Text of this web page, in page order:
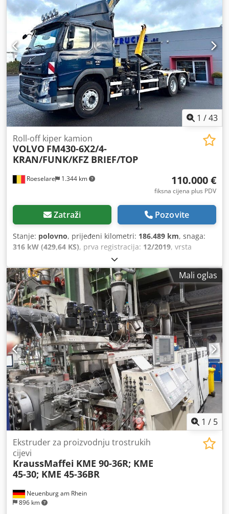
1 /43
Roeselare 1.344 km
Roll-off kiper kamion
VOLVO FM430-6X2/4-
KRAN/FUNK/KFZ BRIEF/TOP
110.000 €
fiksna cijena plus PDV
Zatraži Pozovite
Stanje: polovno, prijeđeni kilometri: 186.489 km, snaga:
316 kW (429,64 KS), prva registracija: 12/2019, vrsta
26.000 kg
osovina:3 osovine, boja:plava, tip prijenosa:automatski,
emisijska klasa:Euro 6, Oprema:ABS, dizalica,
elektronički program stabilnosti (ESP), klima-uređaj,
navigacijski sustav,
Mali oglas
1 / 5
Neuenburg am Rhein
896 km
Ekstruder za proizvodnju trostrukih
cijevi
KraussMaffei KME 90-36R; KME
45-30; KME 45-36BR